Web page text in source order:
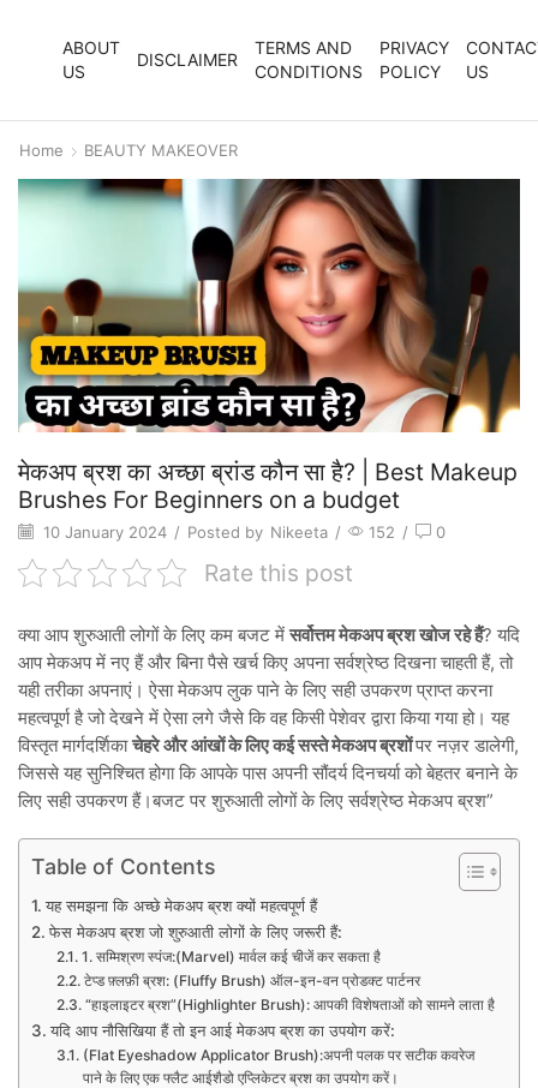
ABOUT
US
DISCLAIMER
TERMS AND
CONDITIONS
PRIVACY
POLICY
US
Home BEAUTY MAKEOVER
मेकअप ब्रश का अच्छा ब्रांड कौन सा है? | Best Makeup
Brushes For Beginners on a budget
10 January 2024 / Posted by Nikeeta / 152 / 0
Rate this post
क्या आप शुरुआती लोगों के लिए कम बजट मेंसर्वोत्तम मेकअप ब्रश खोज रहे हैं? यदि
आप मेकअप में नए हैं और बिना पैसे खर्च किए अपना सर्वश्रेष्ठ दिखना चाहती हैं, तो
यही तरीका अपनाएं। ऐसा मेकअप लुक पाने के लिए सही उपकरण प्राप्त करना
महत्वपूर्ण है जो देखने में ऐसा लगे जैसे कि वह किसी पेशेवर द्वारा किया गया हो। यह
विस्तृत मार्गदर्शिकाचेहरे और आंखों के लिए कई सस्ते मेकअप ब्रशोंपर नज़र डालेगी,
जिससे यह सुनिश्चित होगा कि आपके पास अपनी सौंदर्य दिनचर्या को बेहतर बनाने के
लिए सही उपकरण हैं।बजट पर शुरुआती लोगों के लिए सर्वश्रेष्ठ मेकअप ब्रश”
Table of Contents
यह समझना कि अच्छे मेकअप ब्रश क्यों महत्वपूर्ण हैं
फेस मेकअप ब्रश जो शुरुआती लोगों के लिए जरूरी हैं:
1. सम्मिश्रण स्पंज:(Marvel) मार्वल कई चीजें कर सकता है
टेप्ड फ़्लफ़ी ब्रश: (Fluffy Brush) ऑल-इन-वन प्रोडक्ट पार्टनर
“हाइलाइटर ब्रश”(Highlighter Brush): आपकी विशेषताओं को सामने लाता है
यदि आप नौसिखिया हैं तो इन आई मेकअप ब्रश का उपयोग करें:
(Flat Eyeshadow Applicator Brush):अपनी पलक पर सटीक कवरेज
पाने के लिए एक फ्लैट आईशैडो एप्लिकेटर ब्रश का उपयोग करें।